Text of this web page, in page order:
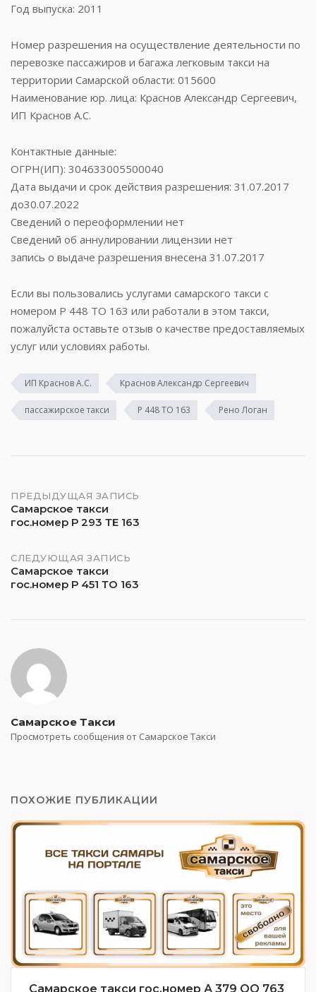
Год выпуска: 2011
Номер разрешения на осуществление деятельности по
перевозке пассажиров и багажа легковым такси на
территории Самарской области: 015600
Наименование юр. лица: Краснов Александр Сергеевич,
ИП Краснов А.С.
Контактные данные:
ОГРН(ИП): 304633005500040
Дата выдачи и срок действия разрешения: 31.07.2017
до30.07.2022
Сведений о переоформлении нет
Сведений об аннулировании лицензии нет
запись о выдаче разрешения внесена 31.07.2017
Если вы пользовались услугами самарского такси с
номером Р 448 ТО 163 или работали в этом такси,
пожалуйста оставьте отзыв о качестве предоставляемых
услуг или условиях работы.
ИП Краснов А.С. Краснов Александр Сергеевич
пассажирское такси Р 448 ТО 163 Рено Логан
Навигация
по
записям
ПРЕДЫДУЩАЯ ЗАПИСЬ
Самарское такси
гос.номер Р 293 ТЕ 163
СЛЕДУЮЩАЯ ЗАПИСЬ
Самарское такси
гос.номер Р 451 ТО 163
Самарское Такси
Просмотреть сообщения от Самарское Такси
ПОХОЖИЕ ПУБЛИКАЦИИ
Самарское такси гос.номер А 379 ОО 763